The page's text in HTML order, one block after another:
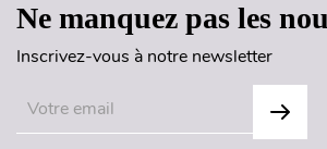
Ne manquez pas les
Inscrivez-vous à notre newsletter